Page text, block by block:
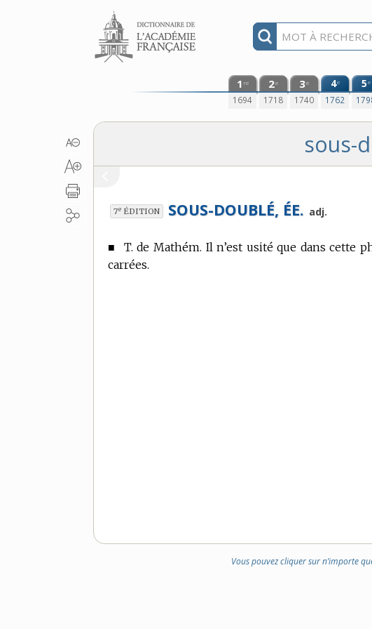
Aller au contenu
1 re
1694
2e
1718
3e
1740
4e
1762
5e
sous-
7e ÉDITION SOUS-DOUBLÉ, ÉE. adj.
■ T. de Mathém. Il n’est usité que dans cette
carrées.
Vous pouvez cliquer sur n’importe